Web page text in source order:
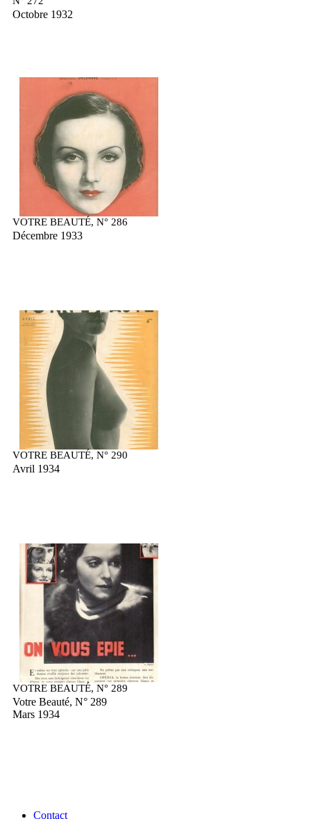
Octobre 1932
VOTRE BEAUTÉ, N° 286
Décembre 1933
VOTRE BEAUTÉ, N° 290
Avril 1934
VOTRE BEAUTÉ, N° 289
Votre Beauté, N° 289
Mars 1934
Contact